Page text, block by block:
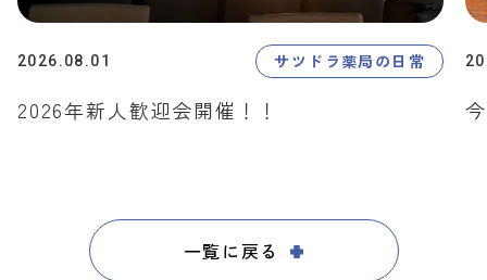
2026.08.01 サツドラ薬局の日常
2026年新人歓迎会開催！！
一覧に戻る